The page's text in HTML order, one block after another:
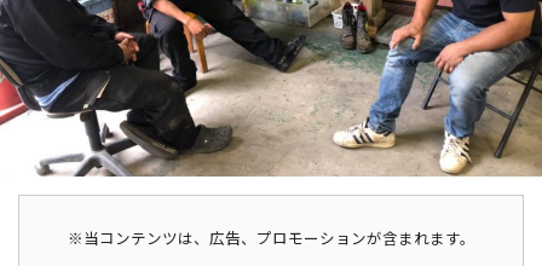
※当コンテンツは、広告、プロモーションが含まれます。